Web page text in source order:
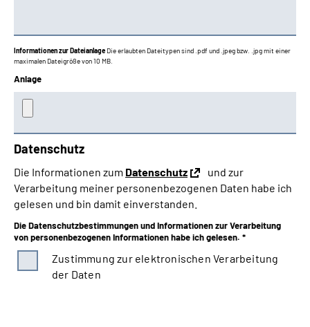
Informationen zur Dateianlage Die erlaubten Dateitypen sind .pdf und .jpeg bzw. .jpg mit einer
maximalen Dateigröße von 10 MB.
Anlage
Datenschutz
Die Informationen zum Datenschutz
und zur
Verarbeitung meiner personenbezogenen Daten habe ich
gelesen und bin damit einverstanden.
Die Datenschutzbestimmungen und Informationen zur Verarbeitung
von personenbezogenen Informationen habe ich gelesen. *
Zustimmung zur elektronischen Verarbeitung
der Daten